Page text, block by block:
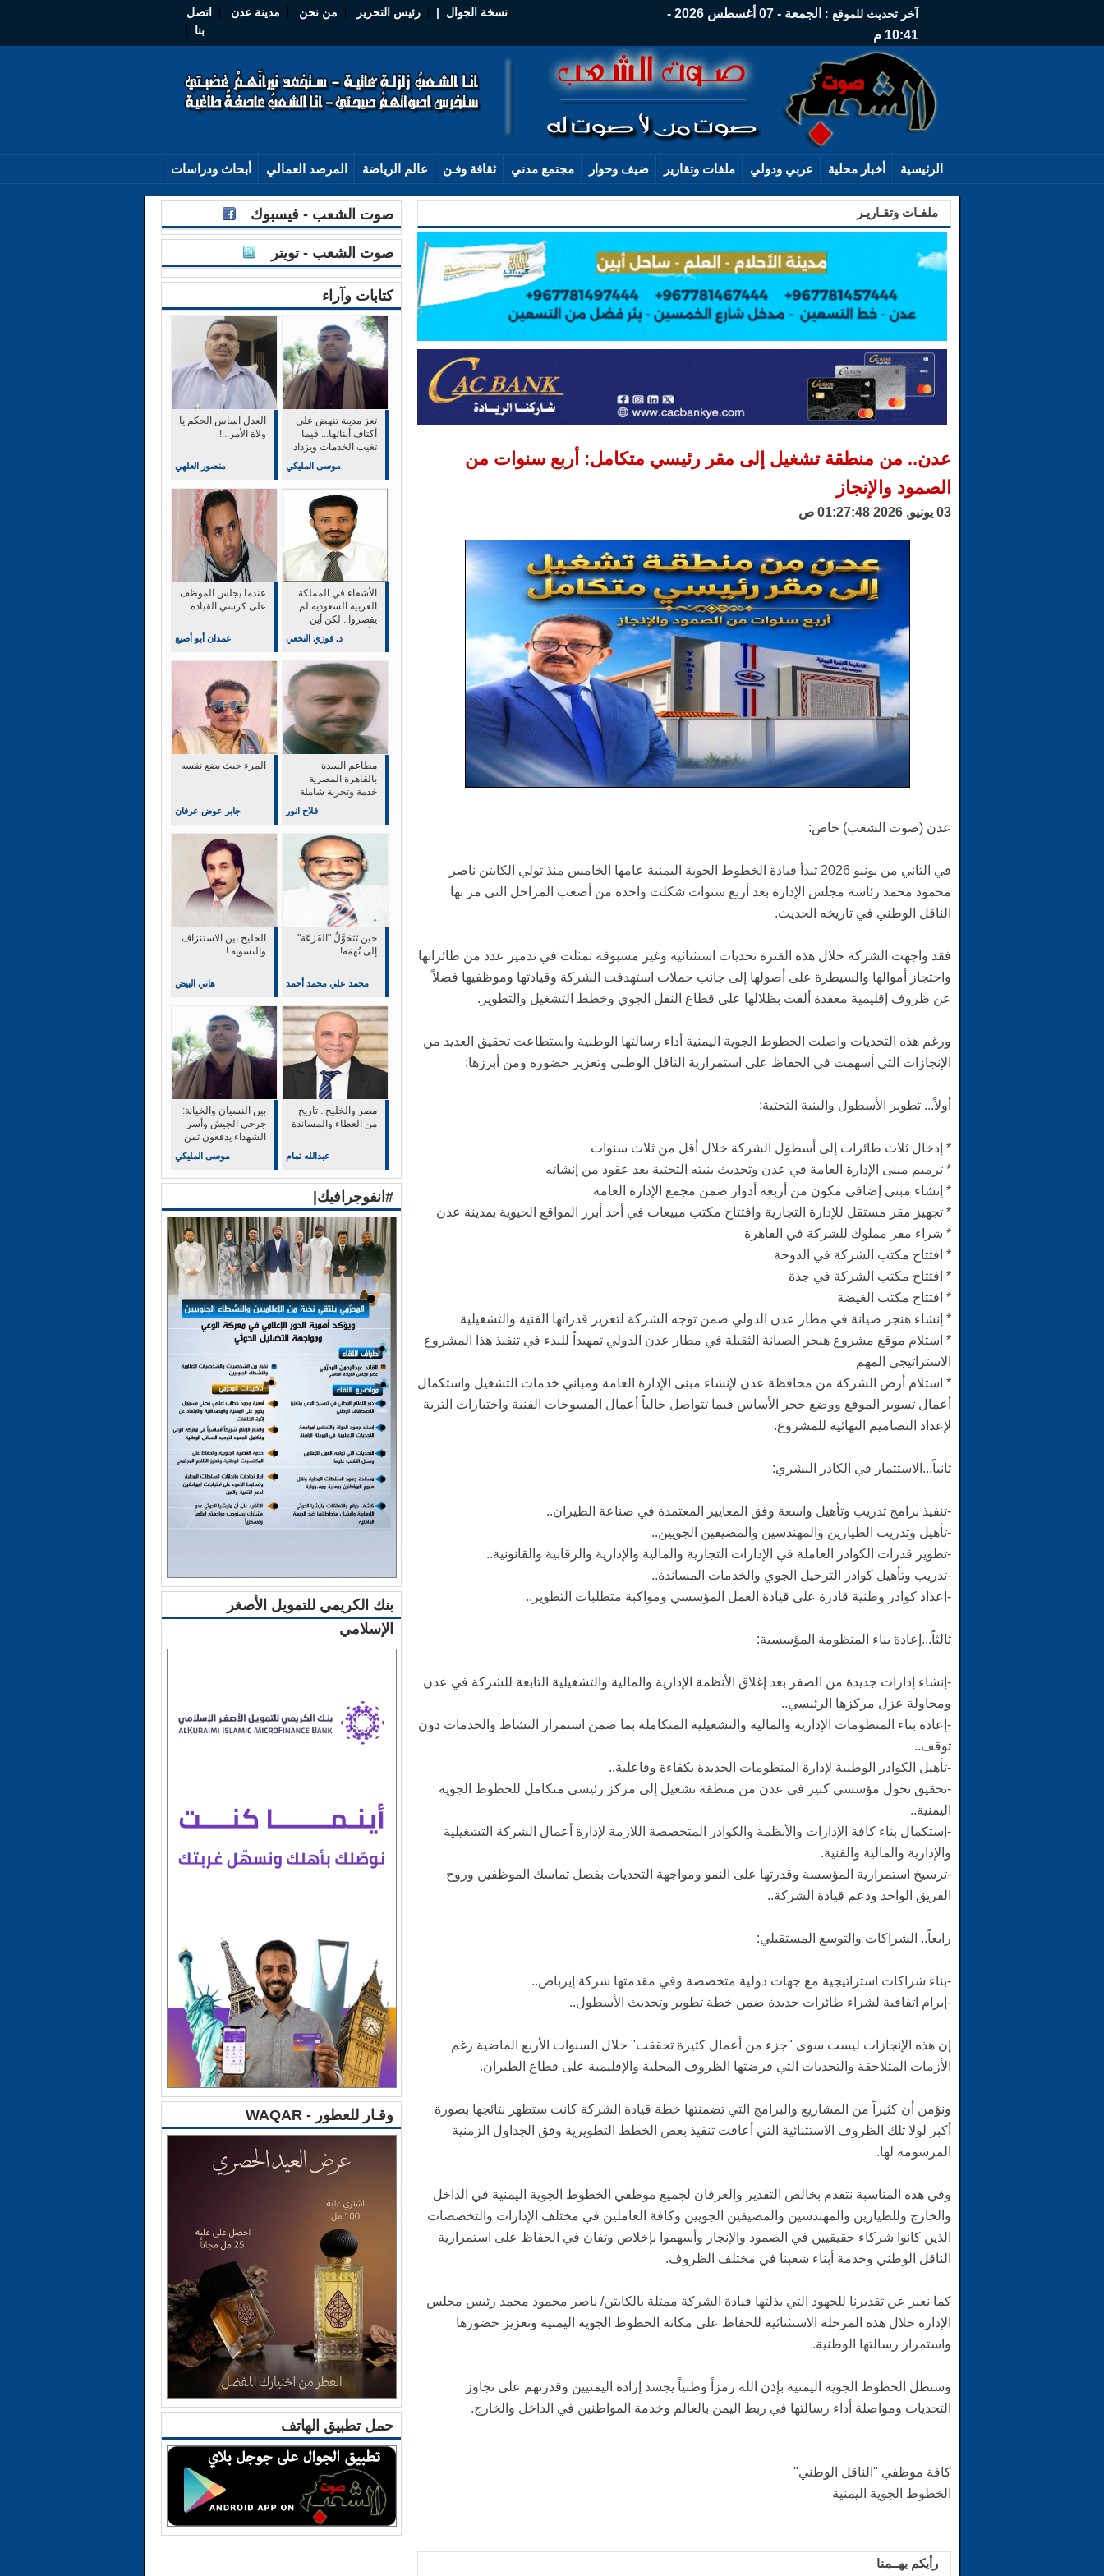
آخر تحديث للموقع :
الجمعة - 07 أغسطس 2026 -
10:41 م
نسخة الجوال | رئيس التحرير من نحن مدينة عدن
اتصل
بنا
الرئيسية أخبار محلية عربي ودولي ملفات وتقارير ضيف وحوار مجتمع مدني ثقافة وفـن عالم الرياضة المرصد العمالي أبحاث ودراسات
صوت الشعب - فيسبوك
صوت الشعب - تويتر
كتابات وآراء
العدل اساس الحكم يا
ولاة الأمر...!
منصور العلهي
تعز مدينة تنهض على
أكتاف أبنائها... فيما
تغيب الخدمات ويزداد
موسى المليكي
عندما يجلس الموظف
على كرسي القيادة
غمدان أبو أصبع
الأشقاء في المملكة
العربية السعودية لم
يقصروا.. لكن أين
د. فوزي النخعي
المرء حيث يضع نفسه
جابر عوض عرفان
مطاعم السدة
بالقاهرة المصرية
خدمة وتجربة شاملة
في التميز والابداعفلاح انور
‏الخليج بين الاستنزاف
والتسوية !
هاني البيض
حين تَتَحَوَّلُ "الفَزعَة"
إلى تُهمَة!
محمد علي محمد أحمد
بين النسيان والخيانة:
جرحى الجيش وأسر
الشهداء يدفعون ثمن
موسى المليكي
مصر والخليج.. تاريخ
من العطاء والمساندة
عبدالله تمام
#انفوجرافيك|
بنك الكريمي للتمويل الأصغر
الإسلامي
وقـار للعطور - WAQAR
حمل تطبيق الهاتف
ملفـات وتقـاريـر
عدن.. من منطقة تشغيل إلى مقر رئيسي متكامل: أربع سنوات من
الصمود والإنجاز
03 يونيو, 2026 01:27:48 ص
عدن (صوت الشعب) خاص:
في الثاني من يونيو 2026 تبدأ قيادة الخطوط الجوية اليمنية عامها الخامس منذ تولي الكابتن ناصر
محمود محمد رئاسة مجلس الإدارة بعد أربع سنوات شكلت واحدة من أصعب المراحل التي مر بها
الناقل الوطني في تاريخه الحديث.
فقد واجهت الشركة خلال هذه الفترة تحديات استثنائية وغير مسبوقة تمثلت في تدمير عدد من طائراتها
واحتجاز أموالها والسيطرة على أصولها إلى جانب حملات استهدفت الشركة وقيادتها وموظفيها فضلاً
عن ظروف إقليمية معقدة ألقت بظلالها على قطاع النقل الجوي وخطط التشغيل والتطوير.
ورغم هذه التحديات واصلت الخطوط الجوية اليمنية أداء رسالتها الوطنية واستطاعت تحقيق العديد من
الإنجازات التي أسهمت في الحفاظ على استمرارية الناقل الوطني وتعزيز حضوره ومن أبرزها:
أولاً... تطوير الأسطول والبنية التحتية:
* إدخال ثلاث طائرات إلى أسطول الشركة خلال أقل من ثلاث سنوات
* ترميم مبنى الإدارة العامة في عدن وتحديث بنيته التحتية بعد عقود من إنشائه
* إنشاء مبنى إضافي مكون من أربعة أدوار ضمن مجمع الإدارة العامة
* تجهيز مقر مستقل للإدارة التجارية وافتتاح مكتب مبيعات في أحد أبرز المواقع الحيوية بمدينة عدن
* شراء مقر مملوك للشركة في القاهرة
* افتتاح مكتب الشركة في الدوحة
* افتتاح مكتب الشركة في جدة
* ⁠افتتاح مكتب الغيضة
* إنشاء هنجر صيانة في مطار عدن الدولي ضمن توجه الشركة لتعزيز قدراتها الفنية والتشغيلية
* استلام موقع مشروع هنجر الصيانة الثقيلة في مطار عدن الدولي تمهيداً للبدء في تنفيذ هذا المشروع
الاستراتيجي المهم
* استلام أرض الشركة من محافظة عدن لإنشاء مبنى الإدارة العامة ومباني خدمات التشغيل واستكمال
أعمال تسوير الموقع ووضع حجر الأساس فيما تتواصل حالياً أعمال المسوحات الفنية واختبارات التربة
لإعداد التصاميم النهائية للمشروع.
ثانياً...الاستثمار في الكادر البشري:
-تنفيذ برامج تدريب وتأهيل واسعة وفق المعايير المعتمدة في صناعة الطيران..
-تأهيل وتدريب الطيارين والمهندسين والمضيفين الجويين..
-تطوير قدرات الكوادر العاملة في الإدارات التجارية والمالية والإدارية والرقابية والقانونية..
-تدريب وتأهيل كوادر الترحيل الجوي والخدمات المساندة..
-إعداد كوادر وطنية قادرة على قيادة العمل المؤسسي ومواكبة متطلبات التطوير..
ثالثاً...إعادة بناء المنظومة المؤسسية:
-إنشاء إدارات جديدة من الصفر بعد إغلاق الأنظمة الإدارية والمالية والتشغيلية التابعة للشركة في عدن
ومحاولة عزل مركزها الرئيسي..
-إعادة بناء المنظومات الإدارية والمالية والتشغيلية المتكاملة بما ضمن استمرار النشاط والخدمات دون
توقف..
-تأهيل الكوادر الوطنية لإدارة المنظومات الجديدة بكفاءة وفاعلية..
-تحقيق تحول مؤسسي كبير في عدن من منطقة تشغيل إلى مركز رئيسي متكامل للخطوط الجوية
اليمنية..
-إستكمال بناء كافة الإدارات والأنظمة والكوادر المتخصصة اللازمة لإدارة أعمال الشركة التشغيلية
والإدارية والمالية والفنية.
-ترسيخ استمرارية المؤسسة وقدرتها على النمو ومواجهة التحديات بفضل تماسك الموظفين وروح
الفريق الواحد ودعم قيادة الشركة..
رابعاً.. الشراكات والتوسع المستقبلي:
-بناء شراكات استراتيجية مع جهات دولية متخصصة وفي مقدمتها شركة إيرباص..
-إبرام اتفاقية لشراء طائرات جديدة ضمن خطة تطوير وتحديث الأسطول..
إن هذه الإنجازات ليست سوى "جزء من أعمال كثيرة تحققت" خلال السنوات الأربع الماضية رغم
الأزمات المتلاحقة والتحديات التي فرضتها الظروف المحلية والإقليمية على قطاع الطيران.
ونؤمن أن كثيراً من المشاريع والبرامج التي تضمنتها خطة قيادة الشركة كانت ستظهر نتائجها بصورة
أكبر لولا تلك الظروف الاستثنائية التي أعاقت تنفيذ بعض الخطط التطويرية وفق الجداول الزمنية
المرسومة لها.
وفي هذه المناسبة نتقدم بخالص التقدير والعرفان لجميع موظفي الخطوط الجوية اليمنية في الداخل
والخارج وللطيارين والمهندسين والمضيفين الجويين وكافة العاملين في مختلف الإدارات والتخصصات
الذين كانوا شركاء حقيقيين في الصمود والإنجاز وأسهموا بإخلاص وتفان في الحفاظ على استمرارية
الناقل الوطني وخدمة أبناء شعبنا في مختلف الظروف.
كما نعبر عن تقديرنا للجهود التي بذلتها قيادة الشركة ممثلة بالكابتن/ ناصر محمود محمد رئيس مجلس
الإدارة خلال هذه المرحلة الاستثنائية للحفاظ على مكانة الخطوط الجوية اليمنية وتعزيز حضورها
واستمرار رسالتها الوطنية.
وستظل الخطوط الجوية اليمنية بإذن الله رمزاً وطنياً يجسد إرادة اليمنيين وقدرتهم على تجاوز
التحديات ومواصلة أداء رسالتها في ربط اليمن بالعالم وخدمة المواطنين في الداخل والخارج.
كافة موظفي "الناقل الوطني"
الخطوط الجوية اليمنية
رأيكم يهــمنا